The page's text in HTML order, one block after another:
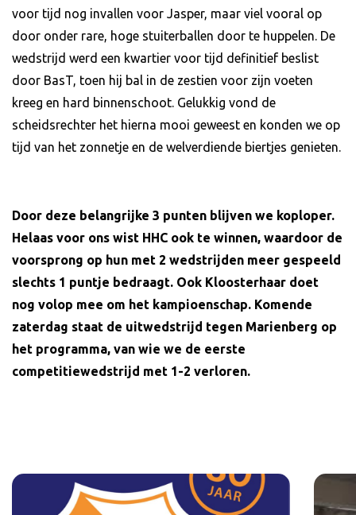
voor tijd nog invallen voor Jasper, maar viel vooral op
door onder rare, hoge stuiterballen door te huppelen. De
wedstrijd werd een kwartier voor tijd definitief beslist
door BasT, toen hij bal in de zestien voor zijn voeten
kreeg en hard binnenschoot. Gelukkig vond de
scheidsrechter het hierna mooi geweest en konden we op
tijd van het zonnetje en de welverdiende biertjes genieten.
Door deze belangrijke 3 punten blijven we koploper.
Helaas voor ons wist HHC ook te winnen, waardoor de
voorsprong op hun met 2 wedstrijden meer gespeeld
slechts 1 puntje bedraagt. Ook Kloosterhaar doet
nog volop mee om het kampioenschap. Komende
zaterdag staat de uitwedstrijd tegen Marienberg op
het programma, van wie we de eerste
competitiewedstrijd met 1-2 verloren.